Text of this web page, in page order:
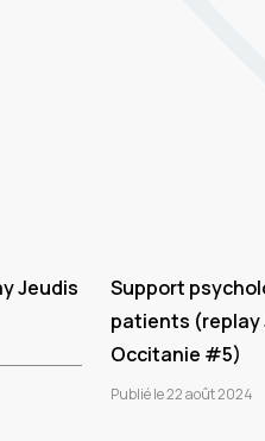
Jeudis
Support
patients (replay
Occitanie #5)
Publié le 22 août 2024